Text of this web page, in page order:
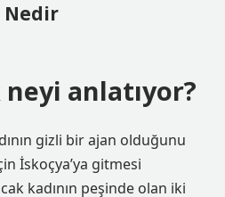
Nedir
anlatıyor?
gizli bir ajan olduğunu
İskoçya’ya gitmesi
kadının peşinde olan iki